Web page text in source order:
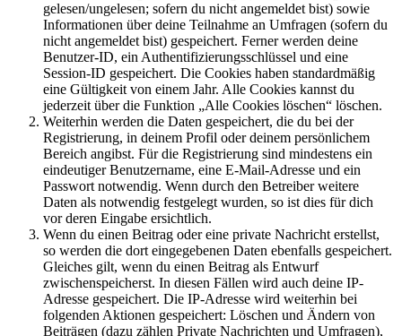
gelesen/ungelesen; sofern du nicht angemeldet bist) sowie
Informationen über deine Teilnahme an Umfragen (sofern du
nicht angemeldet bist) gespeichert. Ferner werden deine
Benutzer-ID, ein Authentifizierungsschlüssel und eine
Session-ID gespeichert. Die Cookies haben standardmäßig
eine Gültigkeit von einem Jahr. Alle Cookies kannst du
jederzeit über die Funktion „Alle Cookies löschen“ löschen.
Weiterhin werden die Daten gespeichert, die du bei der
Registrierung, in deinem Profil oder deinem persönlichem
Bereich angibst. Für die Registrierung sind mindestens ein
eindeutiger Benutzername, eine E-Mail-Adresse und ein
Passwort notwendig. Wenn durch den Betreiber weitere
Daten als notwendig festgelegt wurden, so ist dies für dich
vor deren Eingabe ersichtlich.
Wenn du einen Beitrag oder eine private Nachricht erstellst,
so werden die dort eingegebenen Daten ebenfalls gespeichert.
Gleiches gilt, wenn du einen Beitrag als Entwurf
zwischenspeicherst. In diesen Fällen wird auch deine IP-
Adresse gespeichert. Die IP-Adresse wird weiterhin bei
folgenden Aktionen gespeichert: Löschen und Ändern von
Beiträgen (dazu zählen Private Nachrichten und Umfragen),